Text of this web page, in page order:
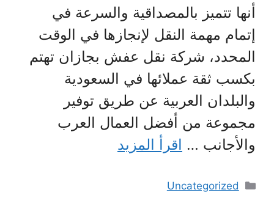
أنها تتميز بالمصداقية والسرعة في
إتمام مهمة النقل لإنجازها في الوقت
المحدد، شركة نقل عفش بجازان تهتم
بكسب ثقة عملائها في السعودية
والبلدان العربية عن طريق توفير
مجموعة من أفضل العمال العرب
والأجانب … اقرأ المزيد
التصنيفات
Uncategorized